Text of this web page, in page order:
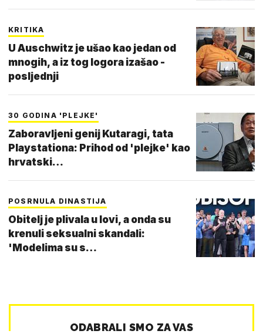
KRITIKA
U Auschwitz je ušao kao jedan od
mnogih, a iz tog logora izašao -
posljednji
30 GODINA 'PLEJKE'
Zaboravljeni genij Kutaragi, tata
Playstationa: Prihod od 'plejke' kao
hrvatski…
POSRNULA DINASTIJA
Obitelj je plivala u lovi, a onda su
krenuli seksualni skandali:
'Modelima su s…